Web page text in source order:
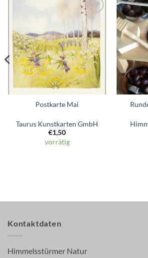
Zum
Wunschzettel
hinzufügen
Postkarte Mai
Taurus Kunstkarten GmbH
€1,50
vorrätig
Kontaktdaten
Himmelsstürmer Natur